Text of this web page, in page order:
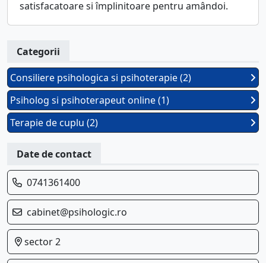
satisfacatoare si împlinitoare pentru amândoi.
Categorii
Consiliere psihologica si psihoterapie (2)
Psiholog si psihoterapeut online (1)
Terapie de cuplu (2)
Date de contact
0741361400
cabinet@psihologic.ro
sector 2